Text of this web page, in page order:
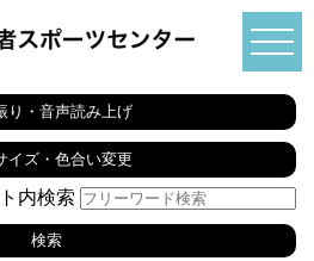
り・音声読み上げ
イズ・色合い変更
内検索